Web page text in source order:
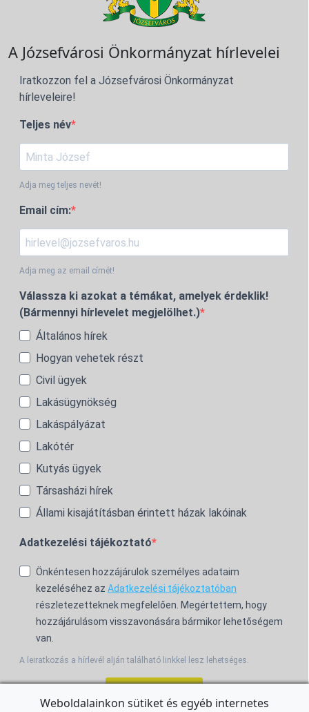
A Józsefvárosi Önkormányzat hírlevelei
Iratkozzon fel a Józsefvárosi Önkormányzat
hírleveleire!
Teljes név
Adja meg teljes nevét!
Email cím:
Adja meg az email címét!
Válassza ki azokat a témákat, amelyek érdeklik!
(Bármennyi hírlevelet megjelölhet.)
Általános hírek
Hogyan vehetek részt
Civil ügyek
Lakásügynökség
Lakáspályázat
Lakótér
Kutyás ügyek
Társasházi hírek
Állami kisajátításban érintett házak lakóinak
Adatkezelési tájékoztató
Önkéntesen hozzájárulok személyes adataim
kezeléséhez az Adatkezelési tájékoztatóban
részletezetteknek megfelelően. Megértettem, hogy
hozzájárulásom visszavonására bármikor lehetőségem
van.
A leiratkozás a hírlevél alján található linkkel lesz lehetséges.
Weboldalainkon sütiket és egyéb internetes